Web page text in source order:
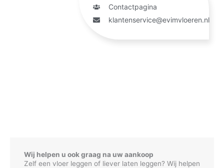
Contactpagina
klantenservice@evimvloeren.nl
Wij helpen u ook graag na uw aankoop
Zelf een vloer leggen of liever laten leggen? Wij helpen